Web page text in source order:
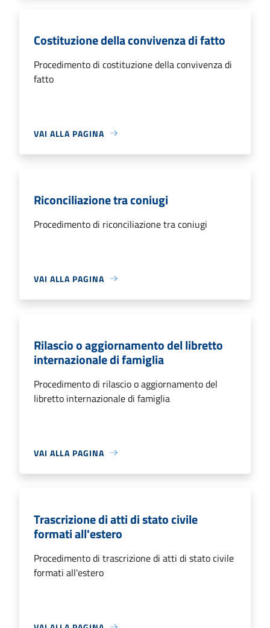
Costituzione della convivenza di fatto
Procedimento di costituzione della convivenza di
fatto
VAI ALLA PAGINA
Riconciliazione tra coniugi
Procedimento di riconciliazione tra coniugi
VAI ALLA PAGINA
Rilascio o aggiornamento del libretto
internazionale di famiglia
Procedimento di rilascio o aggiornamento del
libretto internazionale di famiglia
VAI ALLA PAGINA
Trascrizione di atti di stato civile
formati all'estero
Procedimento di trascrizione di atti di stato civile
formati all'estero